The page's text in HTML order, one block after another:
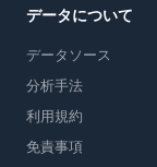
データについて
データソース
分析手法
利用規約
免責事項